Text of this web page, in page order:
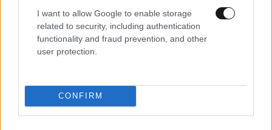
I want to allow Google to enable storage
related to security, including authentication
functionality and fraud prevention, and other
user protection.
CONFIRM